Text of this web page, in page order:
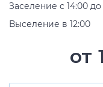
от
Заселение с 14:00 до
Выселение в 12:00